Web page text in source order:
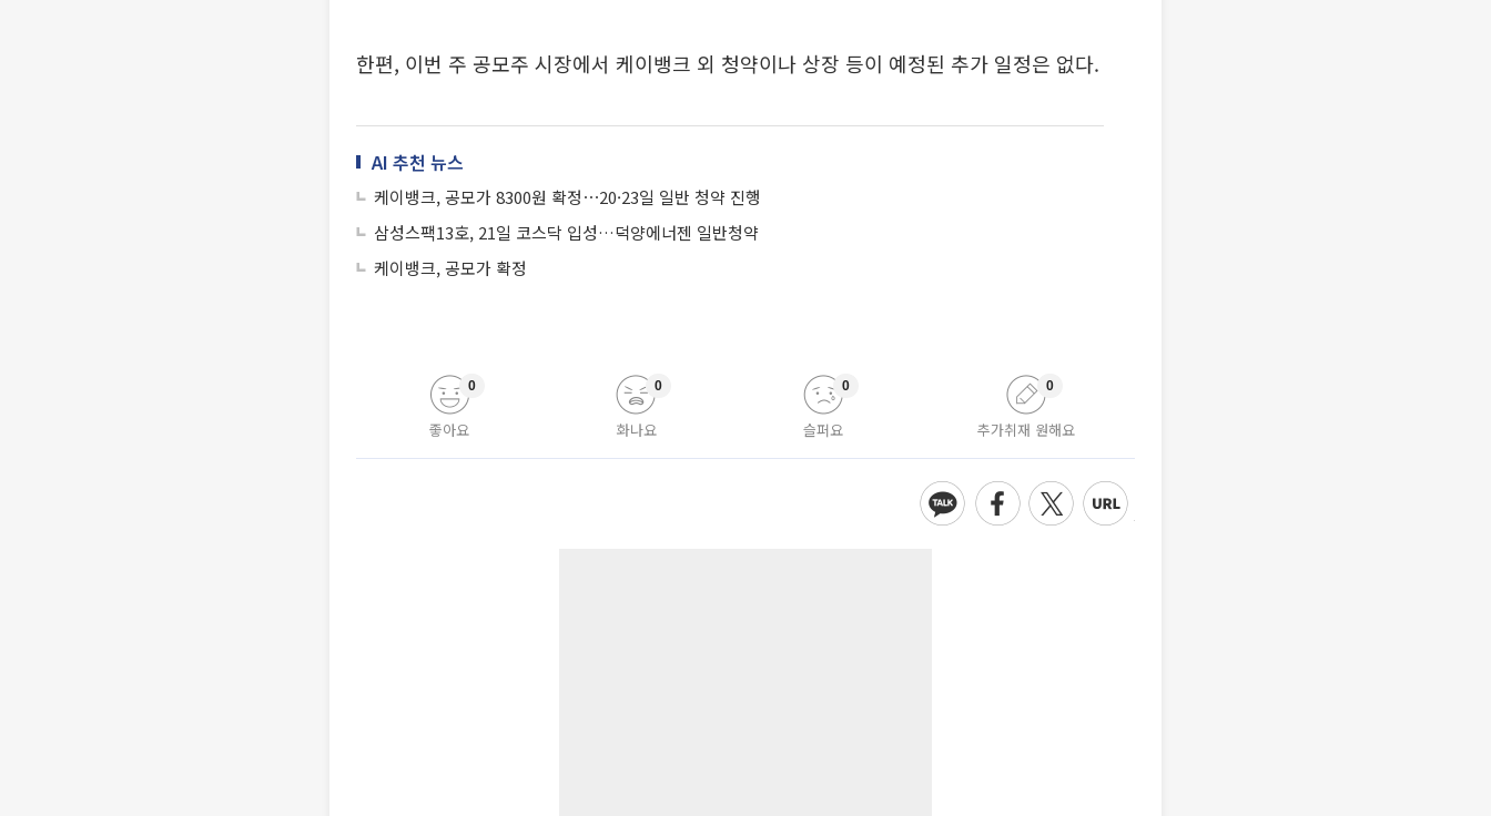
한편, 이번 주 공모주 시장에서 케이뱅크 외 청약이나 상장 등이 예정된 추가 일정은 없다.
AI 추천 뉴스
케이뱅크, 공모가 8300원 확정⋯20·23일 일반 청약 진행
삼성스팩13호, 21일 코스닥 입성…덕양에너젠 일반청약
케이뱅크, 공모가 확정
좋아요
0
화나요
0
슬퍼요
0
추가취재 원해요
0